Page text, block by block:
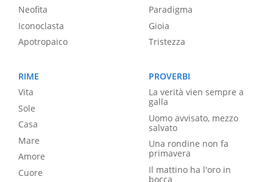
Neofita
Iconoclasta
Apotropaico
Paradigma
Gioia
Tristezza
RIME
Vita
Sole
Casa
Mare
Amore
Cuore
PROVERBI
La verità vien sempre a
galla
Uomo avvisato, mezzo
salvato
Una rondine non fa
primavera
Il mattino ha l'oro in
bocca